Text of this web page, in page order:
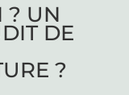
? UN
DE
?